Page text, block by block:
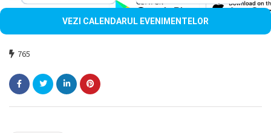
VEZI CALENDARUL EVENIMENTELOR
765